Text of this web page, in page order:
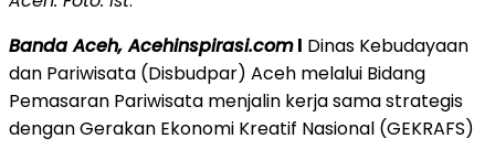
Banda Aceh, Acehinspirasi.coml Dinas Kebudayaan
dan Pariwisata (Disbudpar) Aceh melalui Bidang
Pemasaran Pariwisata menjalin kerja sama strategis
dengan Gerakan Ekonomi Kreatif Nasional (GEKRAFS)